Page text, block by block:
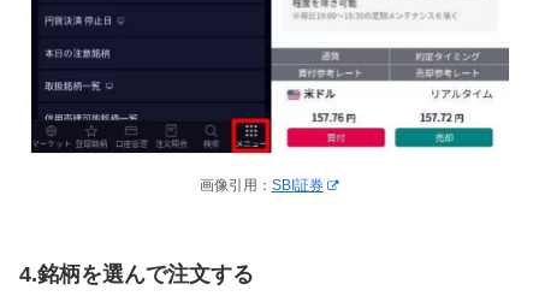
画像引用： SBI証券
4.銘柄を選んで注文する